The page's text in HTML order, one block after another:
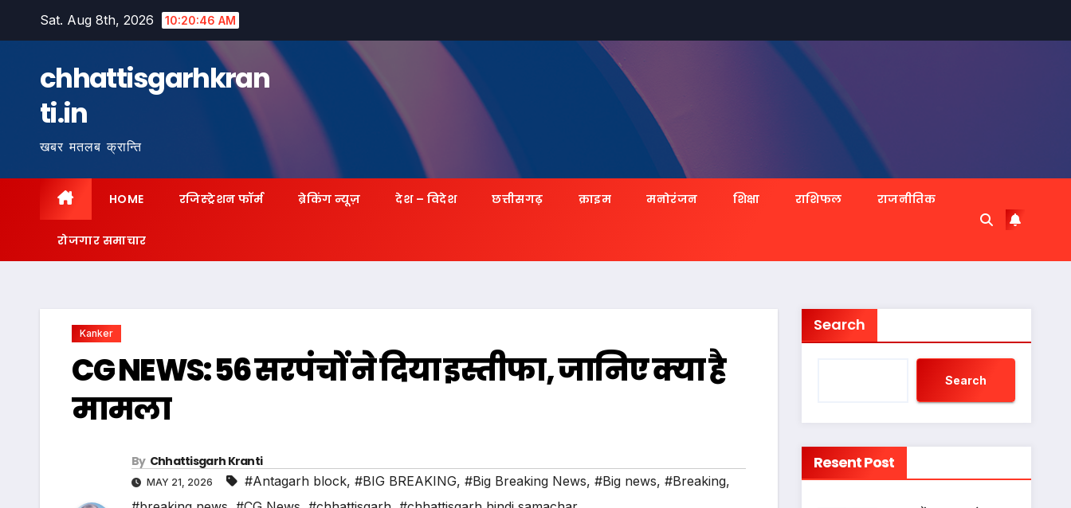
Sat. Aug 8th, 2026 10:20:47 AM
chhattisgarhkran
ti.in
खबर मतलब क्रान्ति
HOME रजिस्ट्रेशन फॉर्म ब्रेकिंग न्यूज़ देश – विदेश छत्तीसगढ़ क्राइम मनोरंजन शिक्षा राशिफल राजनीतिक
रोजगार समाचार
Kanker
CG NEWS: 56 सरपंचों ने दिया इस्तीफा, जानिए क्या है
मामला
By Chhattisgarh Kranti
MAY 21, 2026 #Antagarh block, #BIG BREAKING, #Big Breaking News, #Big news, #Breaking,
Search
Search
Resent Post